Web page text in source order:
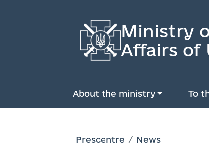
Ministry
Affairs of
About the ministry To
Prescentre
News